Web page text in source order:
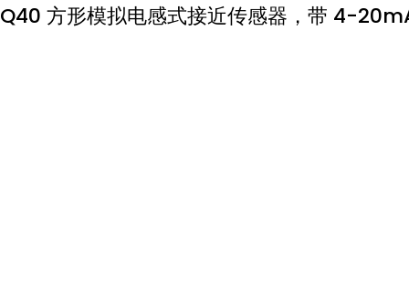
Q40 方形模拟电感式接近传感器，带 4-